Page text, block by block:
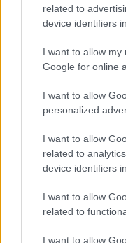
related to
device identifiers
I want to allow
Google for online
I want to allow
personalized
I want to allow
related to
device identifiers
I want to allow
related to
I want to allow
Ki a
Utóvers
Sárral